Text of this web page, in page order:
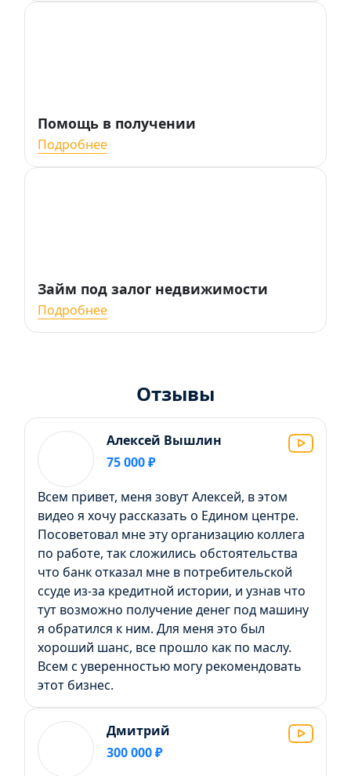
Помощь в получении
Подробнее
Займ под залог недвижимости
Подробнее
Отзывы
Алексей Вышлин
75 000 ₽
Всем привет, меня зовут Алексей, в этом
видео я хочу рассказать о Едином центре.
Посоветовал мне эту организацию коллега
по работе, так сложились обстоятельства
что банк отказал мне в потребительской
ссуде из-за кредитной истории, и узнав что
тут возможно получение денег под машину
я обратился к ним. Для меня это был
хороший шанс, все прошло как по маслу.
Всем с уверенностью могу рекомендовать
этот бизнес.
Дмитрий
300 000 ₽